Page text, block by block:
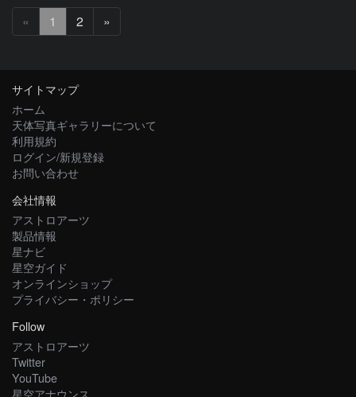
« 1 2 »
へ
サイトマップ
ホーム
天体写真ギャラリーについて
利用規約
ログイン/新規登録
お問い合わせ
会社情報
アストロアーツ
製品情報
星ナビ
星空ガイド
オンラインショップ
プライバシー・ポリシー
Follow
アストロアーツ
Twitter
YouTube
星空アナウンス